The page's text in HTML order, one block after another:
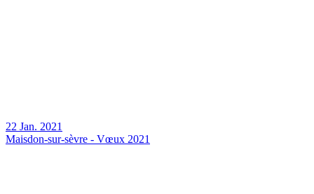
22 Jan. 2021
Maisdon-sur-sèvre - Vœux 2021